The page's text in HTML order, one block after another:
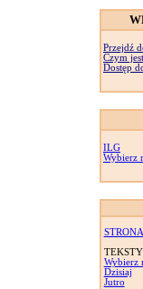
Przejdź
Czym
Dostęp
ILG
Wybierz
Wybierz
Dzisiaj
Jutro